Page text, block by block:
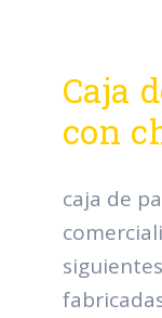
Caja
con
caja de